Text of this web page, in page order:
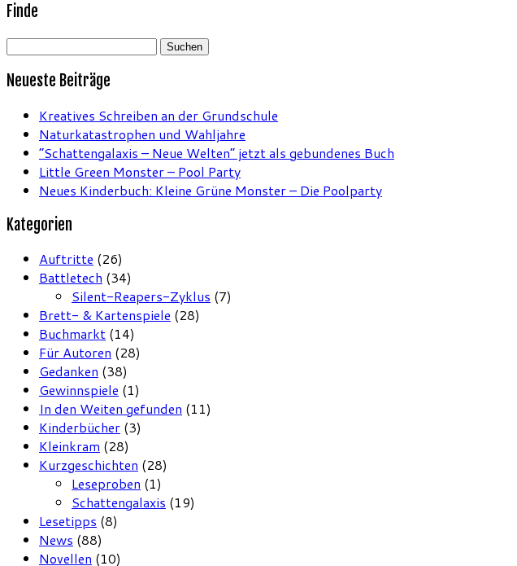
Finde
Suchen
Neueste Beiträge
Kreatives Schreiben an der Grundschule
Naturkatastrophen und Wahljahre
“Schattengalaxis – Neue Welten” jetzt als gebundenes Buch
Little Green Monster – Pool Party
Neues Kinderbuch: Kleine Grüne Monster – Die Poolparty
Kategorien
Auftritte (26)
Battletech (34)
Silent-Reapers-Zyklus (7)
Brett- & Kartenspiele (28)
Buchmarkt (14)
Für Autoren (28)
Gedanken (38)
Gewinnspiele (1)
In den Weiten gefunden (11)
Kinderbücher (3)
Kleinkram (28)
Kurzgeschichten (28)
Leseproben (1)
Schattengalaxis (19)
Lesetipps (8)
News (88)
Novellen (10)